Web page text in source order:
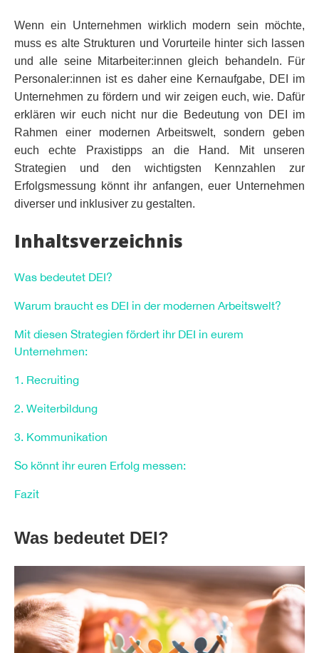
Wenn ein Unternehmen wirklich modern sein möchte,
muss es alte Strukturen und Vorurteile hinter sich lassen
und alle seine Mitarbeiter:innen gleich behandeln. Für
Personaler:innen ist es daher eine Kernaufgabe, DEI im
Unternehmen zu fördern und wir zeigen euch, wie. Dafür
erklären wir euch nicht nur die Bedeutung von DEI im
Rahmen einer modernen Arbeitswelt, sondern geben
euch echte Praxistipps an die Hand. Mit unseren
Strategien und den wichtigsten Kennzahlen zur
Erfolgsmessung könnt ihr anfangen, euer Unternehmen
diverser und inklusiver zu gestalten.
Inhaltsverzeichnis
Was bedeutet DEI?
Warum braucht es DEI in der modernen Arbeitswelt?
Mit diesen Strategien fördert ihr DEI in eurem
Unternehmen:
1. Recruiting
2. Weiterbildung
3. Kommunikation
So könnt ihr euren Erfolg messen:
Fazit
Was bedeutet DEI?